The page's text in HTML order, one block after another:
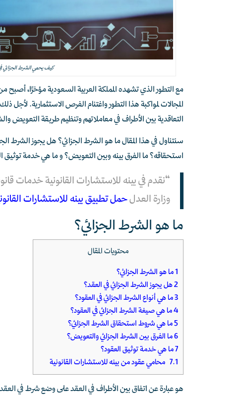
كيف يحمي الشرط الجزائي
مع التطور الذي تشهده المملكة العربية السعودية مؤخرًا، أصبح من
المجالات لمواكبة هذا التطور واغتنام الفرص الاستثمارية.
التعاقدية بين الأطراف في معاملاتهم وتنظيم طريقة التعويض
سنتناول في هذا المقال ما هو الشرط الجزائي؟ هل يجوز الشرط
استحقاقه؟ ما الفرق بينه وبين التعويض؟ و ما هي خدمة توثيق
“نقدم في بينه للاستشارات القانونية خدمات
وزارة العدلحمل تطبيق بينه للاستشارات
ما هو الشرط الجزائي؟
محتويات المقال
1ما هو الشرط الجزائي؟
2هل يجوز الشرط الجزائي في العقد؟
3ما هي أنواع الشرط الجزائي في العقود؟
4ما هي صيغة الشرط الجزائي في العقود؟
5ما هي شروط استحقاق الشرط الجزائي؟
6ما الفرق بين الشرط الجزائي والتعويض؟
7ما هي خدمة توثيق العقود؟
7.1 محامي عقود من بينه للاستشارات القانونية
هو عبارة عن اتفاق بين الأطراف في العقد على وضع شرط في